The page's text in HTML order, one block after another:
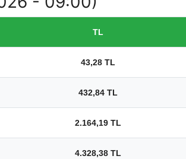
TL
43,28 TL
432,84 TL
2.164,19 TL
4.328,38 TL